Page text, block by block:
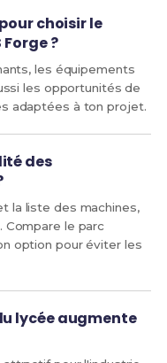
choisir le
?
les équipements
les opportunités de
adaptées à ton projet.
des
la liste des machines,
Compare le parc
option pour éviter les
lycée augmente